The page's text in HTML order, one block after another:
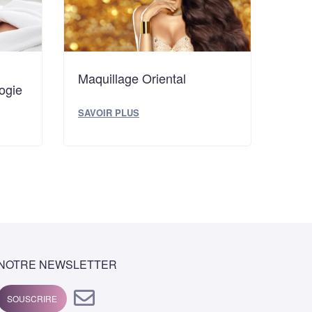
Maquillage Oriental
SAVOIR PLUS
NEWSLETTER
SOUSCRIRE